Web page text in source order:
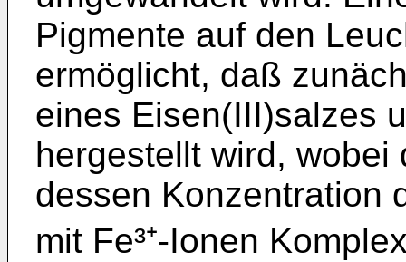
Pigmente auf den
ermöglicht, daß
eines Eisen(III)salzes
hergestellt wird,
dessen Konzentration
mit Fe³⁺-Ionen